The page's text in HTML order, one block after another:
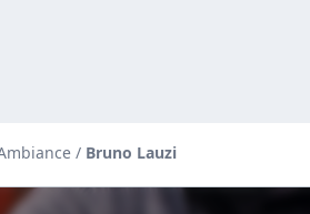
/ Bruno Lauzi